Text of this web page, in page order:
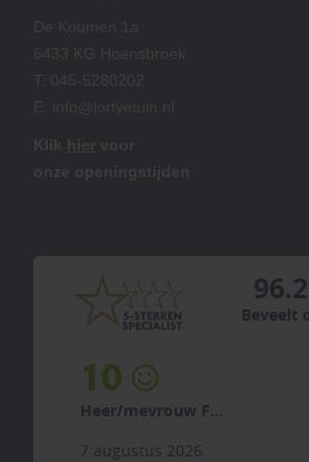
Beveelt
10
Heer/mevrouw F...
7 augustus 2026